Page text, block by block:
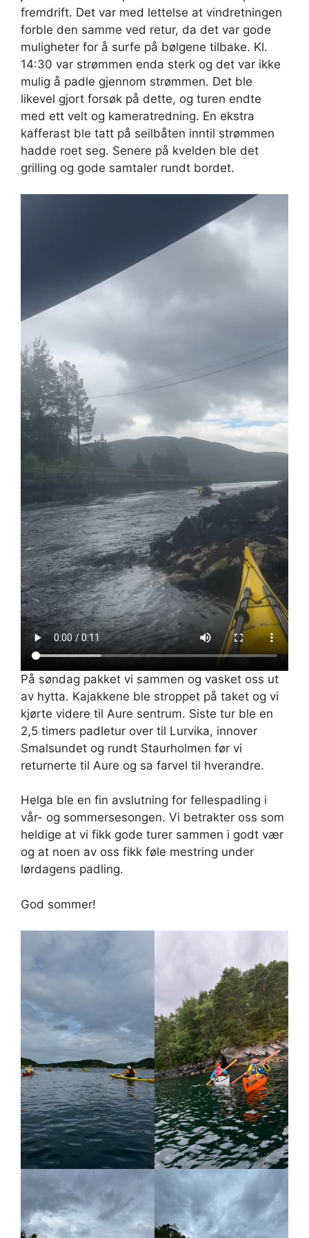
fremdrift. Det var med lettelse at vindretningen
forble den samme ved retur, da det var gode
muligheter for å surfe på bølgene tilbake. Kl.
14:30 var strømmen enda sterk og det var ikke
mulig å padle gjennom strømmen. Det ble
likevel gjort forsøk på dette, og turen endte
med ett velt og kameratredning. En ekstra
kafferast ble tatt på seilbåten inntil strømmen
hadde roet seg. Senere på kvelden ble det
grilling og gode samtaler rundt bordet.
På søndag pakket vi sammen og vasket oss ut
av hytta. Kajakkene ble stroppet på taket og vi
kjørte videre til Aure sentrum. Siste tur ble en
2,5 timers padletur over til Lurvika, innover
Smalsundet og rundt Staurholmen før vi
returnerte til Aure og sa farvel til hverandre.
Helga ble en fin avslutning for fellespadling i
vår- og sommersesongen. Vi betrakter oss som
heldige at vi fikk gode turer sammen i godt vær
og at noen av oss fikk føle mestring under
lørdagens padling.
God sommer!